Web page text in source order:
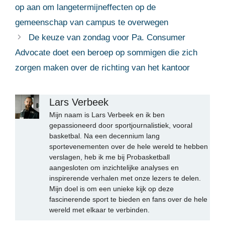
op aan om langetermijneffecten op de
gemeenschap van campus te overwegen
De keuze van zondag voor Pa. Consumer
Advocate doet een beroep op sommigen die zich
zorgen maken over de richting van het kantoor
Lars Verbeek
Mijn naam is Lars Verbeek en ik ben
gepassioneerd door sportjournalistiek, vooral
basketbal. Na een decennium lang
sportevenementen over de hele wereld te hebben
verslagen, heb ik me bij Probasketball
aangesloten om inzichtelijke analyses en
inspirerende verhalen met onze lezers te delen.
Mijn doel is om een unieke kijk op deze
fascinerende sport te bieden en fans over de hele
wereld met elkaar te verbinden.